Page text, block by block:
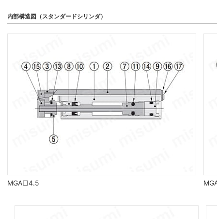
内部構造図（スタンダードシリンダ）
MGA□4.5